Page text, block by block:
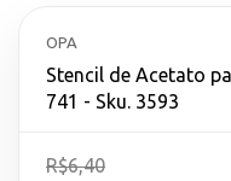
OPA
Stencil de Acetato
741 - Sku. 3593
R$6,40